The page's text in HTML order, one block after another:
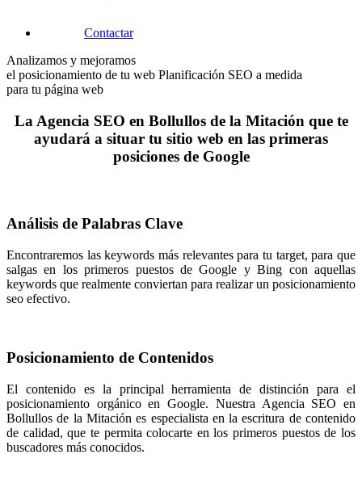
Contactar
Analizamos y mejoramos
el posicionamiento de tu web Planificación SEO a medida
para tu página web
La Agencia SEO en Bollullos de la Mitación que te
ayudará a situar tu sitio web en las primeras
posiciones de Google
Análisis de Palabras Clave
Encontraremos las keywords más relevantes para tu target, para que
salgas en los primeros puestos de Google y Bing con aquellas
keywords que realmente conviertan para realizar un posicionamiento
seo efectivo.
Posicionamiento de Contenidos
El contenido es la principal herramienta de distinción para el
posicionamiento orgánico en Google. Nuestra Agencia SEO en
Bollullos de la Mitación es especialista en la escritura de contenido
de calidad, que te permita colocarte en los primeros puestos de los
buscadores más conocidos.